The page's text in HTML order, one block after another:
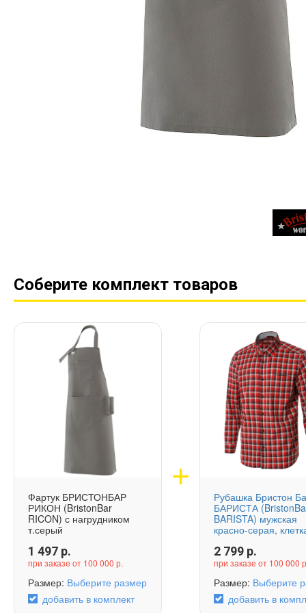
Соберите комплект товаров
Фартук БРИСТОНБАР
РИКОН (BristonBar
RICON) с нагрудником
т.серый
1 497 р.
при заказе от 100 000 р.
Размер: Выберите размер
добавить в комплект
Рубашка Бристон
БАРИСТА
BARISTA) мужская
красно-серая,
2 799р.
при заказе от 100 000
Размер: Выберите
добавить в